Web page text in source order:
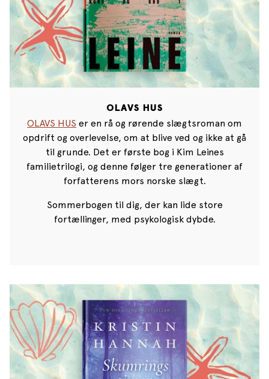
OLAVS HUS
OLAVS HUS er en rå og rørende slægtsroman om
opdrift og overlevelse, om at blive ved og ikke at gå
til grunde. Det er første bog i Kim Leines
familietrilogi, og denne følger tre generationer af
forfatterens mors norske slægt.
Sommerbogen til dig, der kan lide store
fortællinger, med psykologisk dybde.